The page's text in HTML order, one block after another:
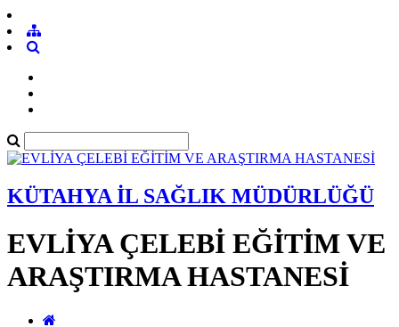
KÜTAHYA İL SAĞLIK MÜDÜRLÜĞÜ
EVLİYA ÇELEBİ EĞİTİM VE
ARAŞTIRMA HASTANESİ